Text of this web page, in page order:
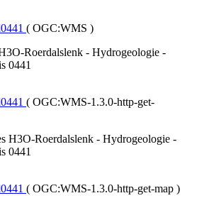
( OGC:WMS )
Roerdalslenk - Hydrogeologie -
0441
( OGC:WMS-1.3.0-http-get-
H3O-Roerdalslenk - Hydrogeologie -
0441
( OGC:WMS-1.3.0-http-get-map )